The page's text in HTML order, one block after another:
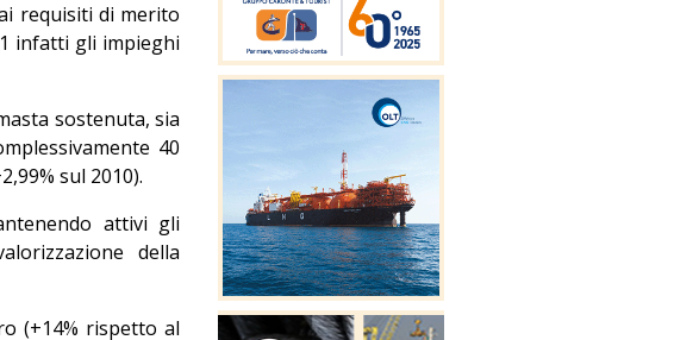
requisiti di merito
infatti gli impieghi
sostenuta, sia
40
sul 2010).
attivi gli
della
(+14% rispetto al